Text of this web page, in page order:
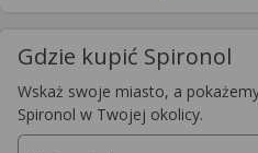
Gdzie kupić Spironol
Wskaż swoje miasto, a
Spironol w Twojej okolicy.